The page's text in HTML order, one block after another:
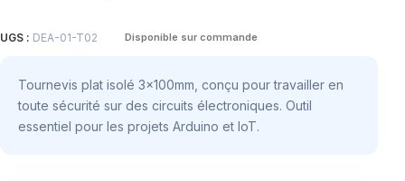
UGS : DEA-01-T02 Disponible sur commande
Tournevis plat isolé 3x100mm, conçu pour travailler en
toute sécurité sur des circuits électroniques. Outil
essentiel pour les projets Arduino et IoT.